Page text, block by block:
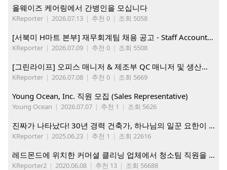
올웨이즈 케어링에서 간병인을 모십니다
KReporter | 2026.07.13 | 추천 0 | 조회 5058
[서북미 H마트 본부] 재무회계팀 채용 공고 - Staff Accountant
KReporter | 2026.07.09 | 추천 0 | 조회 5508
[그린라이프] 오피스 매니저 & 제조부 QC 매니저 및 생산직, 웨어하우스 직원 모집
KReporter | 2026.07.08 | 추천 0 | 조회 5669
Young Ocean, Inc. 직원 모집 (Sales Representative)
Young Ocean | 2026.07.07 | 추천 1 | 조회 5626
진짜가 나타났다! 30년 경력 건축가, 하나님의 일꾼 요한이 책임 시공합니다.
KReporter | 2025.06.23 | 추천 1 | 조회 22616
레드몬드에 위치한 커머셜 클리닝 업체에서 청소팀 직원을 모집합니다.
KReporter2 | 2020.06.08 | 추천 13 | 조회 56688